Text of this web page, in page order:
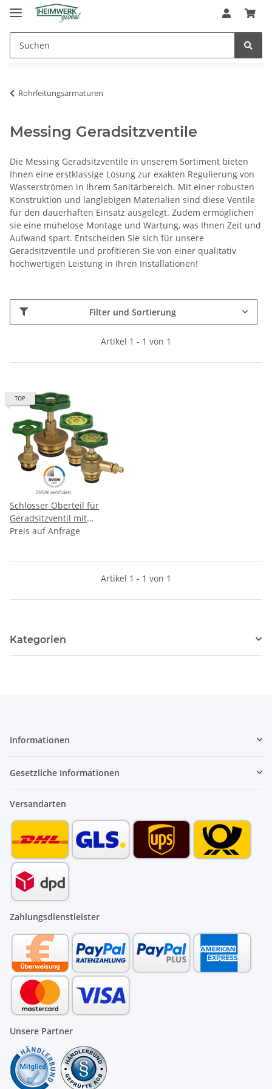
Rohrleitungsarmaturen
Messing Geradsitzventile
Die Messing Geradsitzventile in unserem Sortiment bieten
Ihnen eine erstklassige Lösung zur exakten Regulierung von
Wasserströmen in Ihrem Sanitärbereich. Mit einer robusten
Konstruktion und langlebigen Materialien sind diese Ventile
für den dauerhaften Einsatz ausgelegt. Zudem ermöglichen
sie eine mühelose Montage und Wartung, was Ihnen Zeit und
Aufwand spart. Entscheiden Sie sich für unsere
Geradsitzventile und profitieren Sie von einer qualitativ
hochwertigen Leistung in Ihren Installationen!
Filter und Sortierung
Artikel 1 - 1 von 1
TOP
Schlösser Oberteil für
Geradsitzventil mit
steigender Spindel
Preis auf Anfrage
Artikel 1 - 1 von 1
Kategorien
Informationen
Gesetzliche Informationen
Versandarten
Zahlungsdienstleister
Unsere Partner